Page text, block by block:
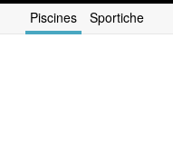
Piscines Sportiche